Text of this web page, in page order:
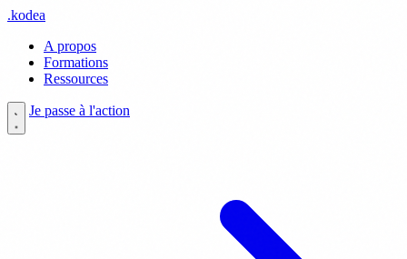
.kodea
A propos
Formations
Ressources
Je passe à l'action